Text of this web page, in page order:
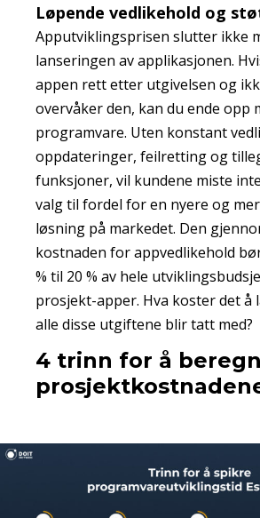
Løpende vedlikehold og
Apputviklingsprisen slutter ikke
lanseringen av applikasjonen.
appen rett etter utgivelsen og
overvåker den, kan du ende opp
programvare. Uten konstant
oppdateringer, feilretting og
funksjoner, vil kundene miste
valg til fordel for en nyere og
løsning på markedet. Den
kostnaden for appvedlikehold
% til 20 % av hele
prosjekt-apper. Hva koster det å
alle disse utgiftene blir tatt med?
4 trinn for å